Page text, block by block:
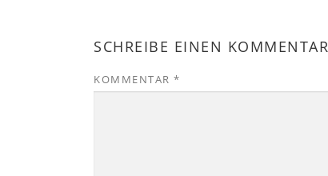
SCHREIBE EINEN KOMMENTAR
KOMMENTAR *